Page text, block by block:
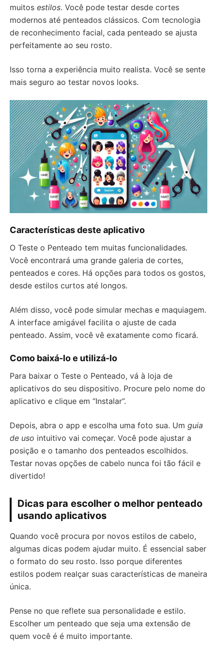
muitos estilos. Você pode testar desde cortes
modernos até penteados clássicos. Com tecnologia
de reconhecimento facial, cada penteado se ajusta
perfeitamente ao seu rosto.
Isso torna a experiência muito realista. Você se sente
mais seguro ao testar novos looks.
Características deste aplicativo
O Teste o Penteado tem muitas funcionalidades.
Você encontrará uma grande galeria de cortes,
penteados e cores. Há opções para todos os gostos,
desde estilos curtos até longos.
Além disso, você pode simular mechas e maquiagem.
A interface amigável facilita o ajuste de cada
penteado. Assim, você vê exatamente como ficará.
Como baixá-lo e utilizá-lo
Para baixar o Teste o Penteado, vá à loja de
aplicativos do seu dispositivo. Procure pelo nome do
aplicativo e clique em “Instalar”.
Depois, abra o app e escolha uma foto sua. Um guia
de uso intuitivo vai começar. Você pode ajustar a
posição e o tamanho dos penteados escolhidos.
Testar novas opções de cabelo nunca foi tão fácil e
divertido!
Dicas para escolher o melhor penteado
usando aplicativos
Quando você procura por novos estilos de cabelo,
algumas dicas podem ajudar muito. É essencial saber
o formato do seu rosto. Isso porque diferentes
estilos podem realçar suas características de maneira
única.
Pense no que reflete sua personalidade e estilo.
Escolher um penteado que seja uma extensão de
quem você é é muito importante.